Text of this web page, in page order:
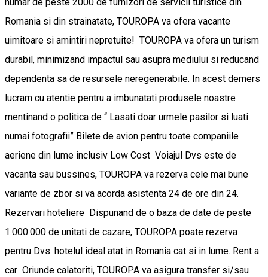
Romania si din strainatate, TOUROPA va ofera vacante
uimitoare si amintiri nepretuite! TOUROPA va ofera un turism
durabil, minimizand impactul sau asupra mediului si reducand
dependenta sa de resursele neregenerabile. In acest demers
lucram cu atentie pentru a imbunatati produsele noastre
mentinand o politica de “ Lasati doar urmele pasilor si luati
numai fotografii” Bilete de avion pentru toate companiile
aeriene din lume inclusiv Low Cost Voiajul Dvs este de
vacanta sau bussines, TOUROPA va rezerva cele mai bune
variante de zbor si va acorda asistenta 24 de ore din 24.
Rezervari hoteliere Dispunand de o baza de date de peste
1.000.000 de unitati de cazare, TOUROPA poate rezerva
pentru Dvs. hotelul ideal atat in Romania cat si in lume. Rent a
car Oriunde calatoriti, TOUROPA va asigura transfer si/sau